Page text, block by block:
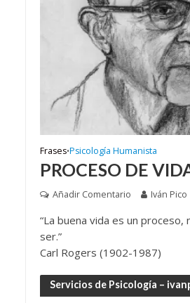
Frases•Psicología Humanista
PROCESO DE
Añadir Comentario Iván Pico
“La buena vida es un proceso,
ser.”
Carl Rogers (1902-1987)
Servicios de Psicología –